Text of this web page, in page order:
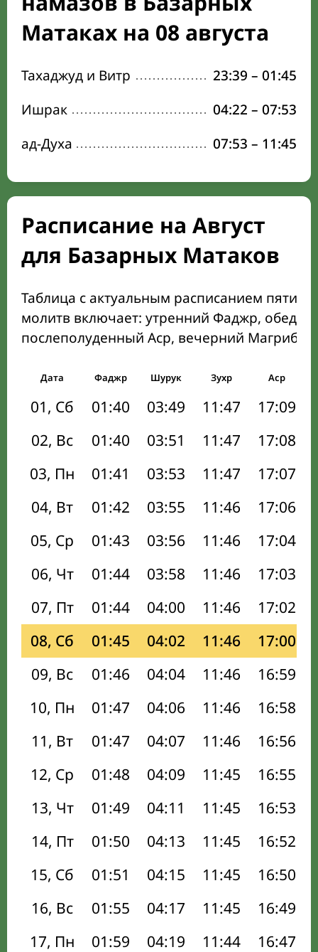
Матаках на 08 августа
Тахаджуд и Витр 23:39 – 01:45
Ишрак
04:22 – 07:53
ад-Духа
07:53 – 11:45
Расписание на Август
для Базарных Матаков
Таблица с актуальным расписанием пяти
молитв включает: утренний Фаджр,
послеполуденный Аср, вечерний Магриб
Дата Фаджр Шурук Зухр Аср
01, Сб 01:40 03:49 11:47 17:09
02, Вс
01:40 03:51 11:47 17:08
03, Пн
01:41 03:53 11:47 17:07
04, Вт
01:42 03:55 11:46 17:06
05, Ср
01:43 03:56 11:46 17:04
06, Чт
01:44 03:58 11:46 17:03
07, Пт
01:44 04:00 11:46 17:02
08, Сб
01:45 04:02 11:46 17:00
09, Вс
01:46 04:04 11:46 16:59
10, Пн
01:47 04:06 11:46 16:58
11, Вт
01:47 04:07 11:46 16:56
12, Ср
01:48 04:09 11:45 16:55
13, Чт
01:49 04:11 11:45 16:53
14, Пт
01:50 04:13 11:45 16:52
15, Сб
01:51 04:15 11:45 16:50
16, Вс
01:55 04:17 11:45 16:49
17, Пн
01:59 04:19 11:44 16:47